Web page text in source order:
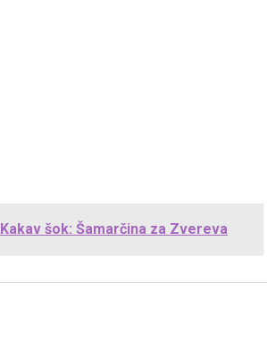
Kakav šok: Šamarčina za Zvereva